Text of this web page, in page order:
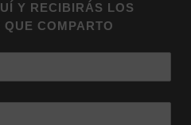
Y RECIBIRÁS LOS
QUE COMPARTO